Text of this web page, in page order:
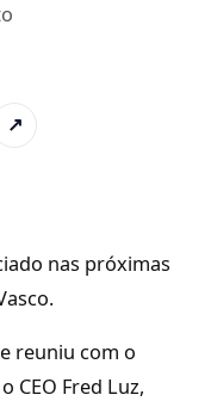
↗
nas próximas
reuniu com o
CEO Fred Luz,